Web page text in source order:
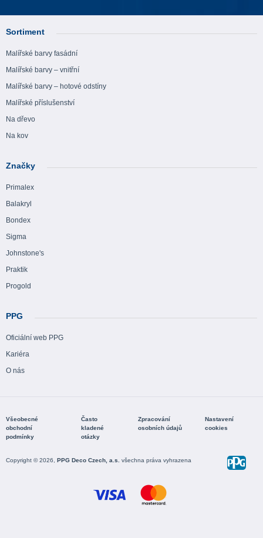
Sortiment
Malířské barvy fasádní
Malířské barvy – vnitřní
Malířské barvy – hotové odstíny
Malířské příslušenství
Na dřevo
Na kov
Značky
Primalex
Balakryl
Bondex
Sigma
Johnstone's
Praktik
Progold
PPG
Oficiální web PPG
Kariéra
O nás
Všeobecné
obchodní
podmínky
Často
kladené
otázky
Zpracování
osobních údajů
Nastavení
cookies
Copyright © 2026, PPG Deco Czech, a.s. všechna práva vyhrazena